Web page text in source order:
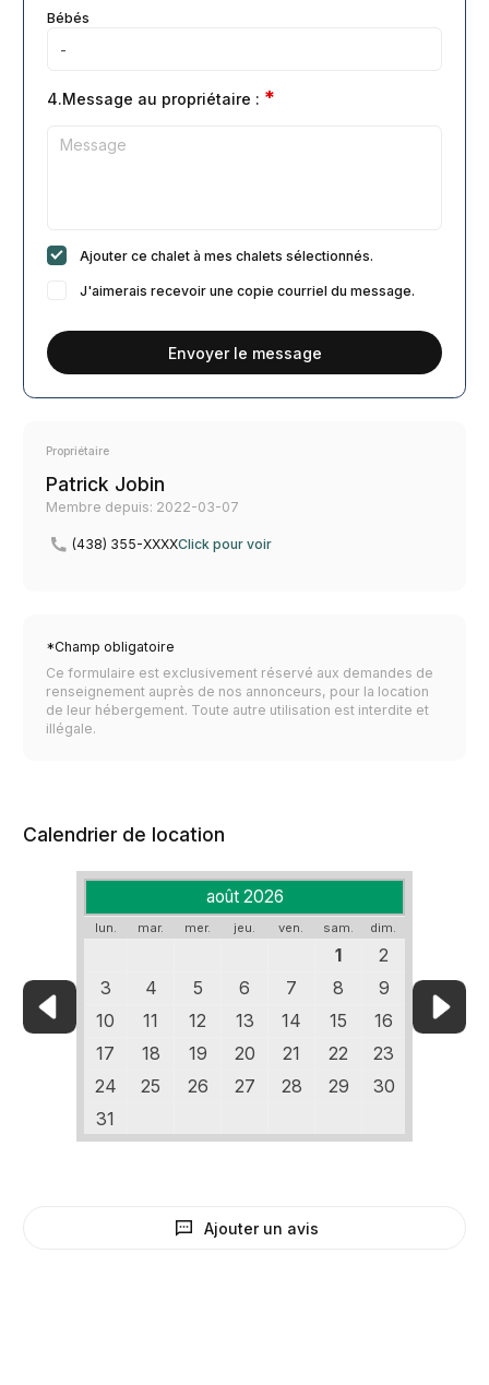
Propriétaire
Patrick Jobin
Membre depuis: 2022-03-07
(438) 355-XXXXClick pour voir
*Champ obligatoire
Ce formulaire est exclusivement réservé aux demandes de
renseignement auprès de nos annonceurs, pour la location
de leur hébergement. Toute autre utilisation est interdite et
illégale.
Bébés
4.Message au propriétaire : *
Ajouter ce chalet à mes chalets sélectionnés.
J'aimerais recevoir une copie courriel du message.
Envoyer le message
Calendrier de location
août 2026
lun. mar. mer. jeu. ven. sam. dim.
1
2
3
4 5 6 7 8
9
10
11 12 13 14 15
16
17
18 19 20 21 22
23
24
25 26 27 28 29
30
31
Ajouter un avis